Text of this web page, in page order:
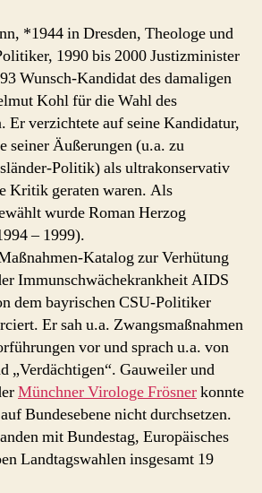
*1944 in Dresden, Theologe und
1990 bis 2000 Justizminister
Wunsch-Kandidat des damaligen
Kohl für die Wahl des
Er verzichtete auf seine Kandidatur,
seiner Äußerungen (u.a. zu
Politik) als ultrakonservativ
Kritik geraten waren. Als
wurde Roman Herzog
– 1999).
Katalog zur Verhütung
Immunschwächekrankheit AIDS
dem bayrischen CSU-Politiker
Er sah u.a. Zwangsmaßnahmen
vor und sprach u.a. von
„Verdächtigen“. Gauweiler und
Münchner Virologe Frösnerkonnte
Bundesebene nicht durchsetzen.
mit Bundestag, Europäisches
Landtagswahlen insgesamt 19